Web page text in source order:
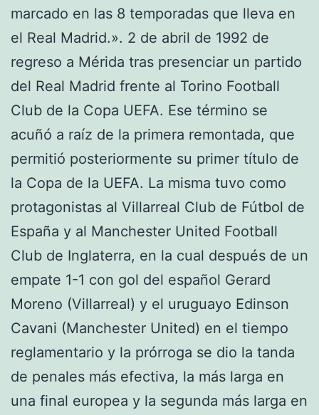
marcado en las 8 temporadas que lleva en
el Real Madrid.». 2 de abril de 1992 de
regreso a Mérida tras presenciar un partido
del Real Madrid frente al Torino Football
Club de la Copa UEFA. Ese término se
acuñó a raíz de la primera remontada, que
permitió posteriormente su primer título de
la Copa de la UEFA. La misma tuvo como
protagonistas al Villarreal Club de Fútbol de
España y al Manchester United Football
Club de Inglaterra, en la cual después de un
empate 1-1 con gol del español Gerard
Moreno (Villarreal) y el uruguayo Edinson
Cavani (Manchester United) en el tiempo
reglamentario y la prórroga se dio la tanda
de penales más efectiva, la más larga en
una final europea y la segunda más larga en